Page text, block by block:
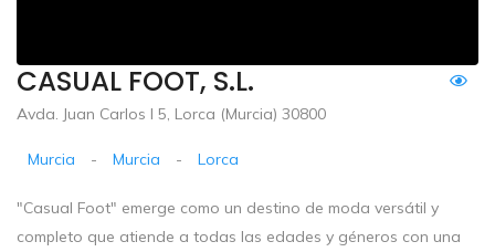
CASUAL FOOT, S.L.
Avda. Juan Carlos I 5, Lorca (Murcia) 30800
Murcia - Murcia - Lorca
"Casual Foot" emerge como un destino de moda versátil y
completo que atiende a todas las edades y géneros con una